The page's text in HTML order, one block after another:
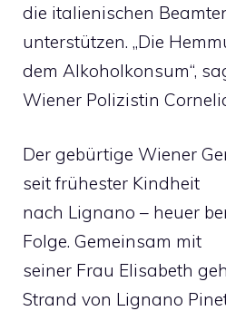
die italienischen
unterstützen. „Die
dem Alkoholkonsum“,
Wiener Polizistin
Der gebürtige Wiener
seit frühester Kindheit
nach Lignano – heuer
Folge. Gemeinsam mit
seiner Frau Elisabeth
Strand von Lignano